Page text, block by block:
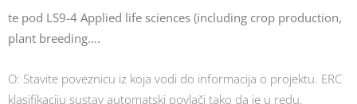
te pod LS9-4 Applied life sciences (including crop production,
plant breeding….
O: Stavite poveznicu iz koja vodi do informacija o projektu. ERC
klasifikaciju sustav automatski povlači tako da je u redu.